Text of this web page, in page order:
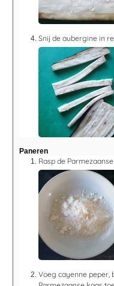
Snij de aubergine in
Paneren
Rasp de
Voeg cayenne peper,